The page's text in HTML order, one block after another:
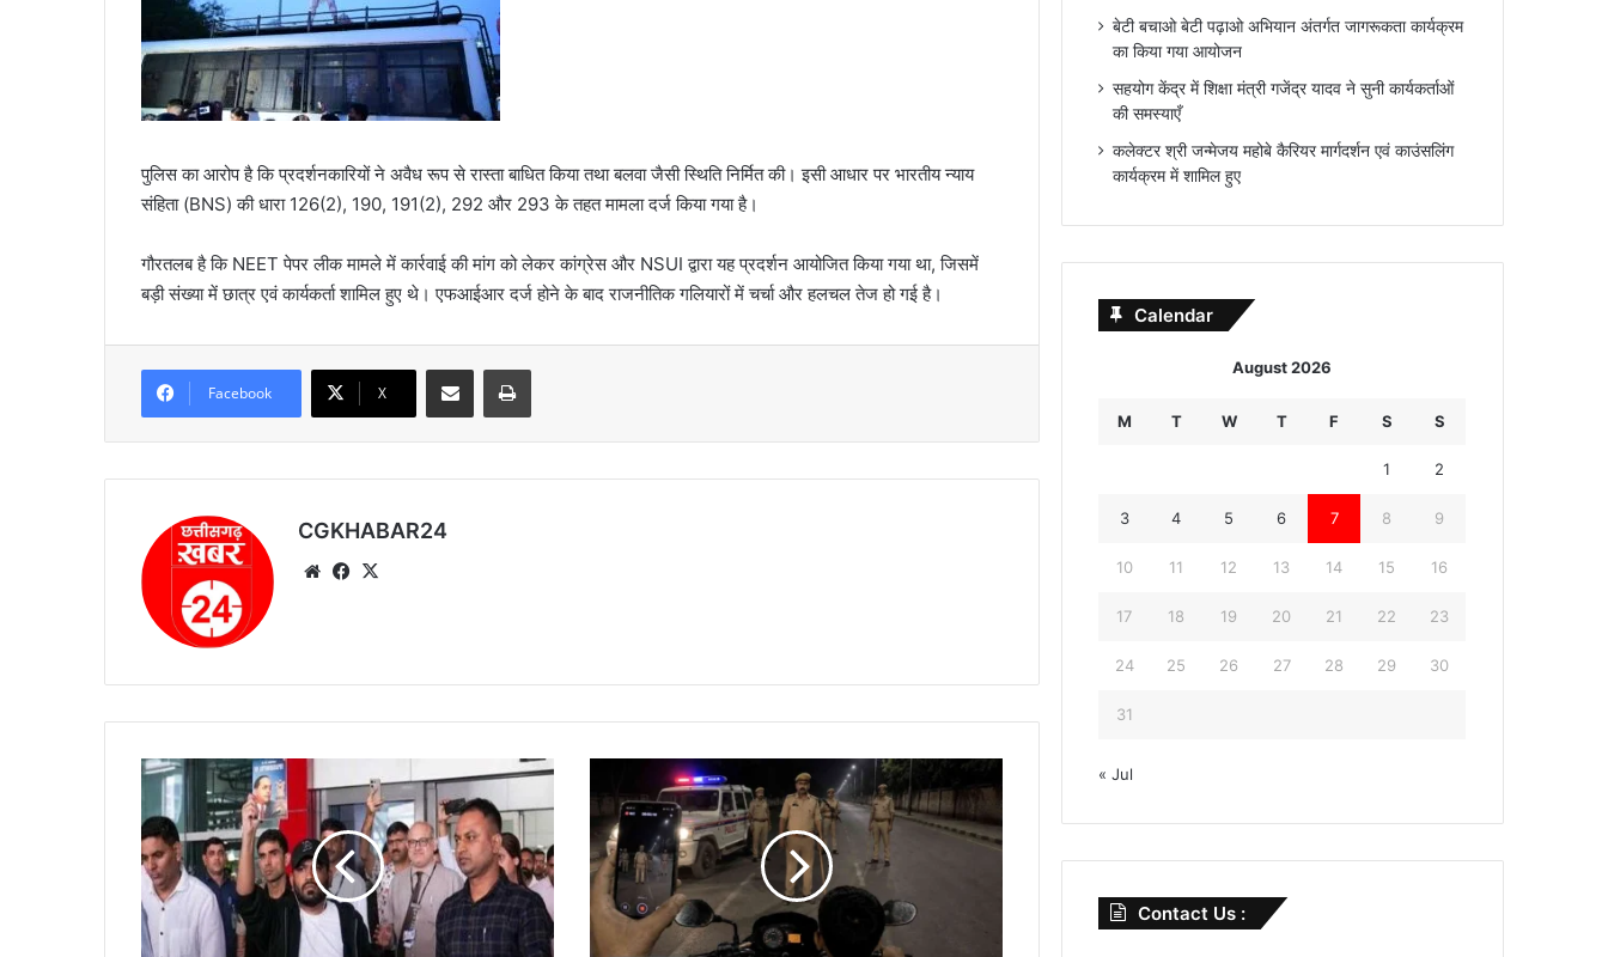
पुलिस का आरोप है कि प्रदर्शनकारियों ने अवैध रूप से रास्ता बाधित किया तथा बलवा जैसी स्थिति निर्मित की। इसी आधार पर भारतीय न्याय
संहिता (BNS) की धारा 126(2), 190, 191(2), 292 और 293 के तहत मामला दर्ज किया गया है।
गौरतलब है कि NEET पेपर लीक मामले में कार्रवाई की मांग को लेकर कांग्रेस और NSUI द्वारा यह प्रदर्शन आयोजित किया गया था, जिसमें
बड़ी संख्या में छात्र एवं कार्यकर्ता शामिल हुए थे। एफआईआर दर्ज होने के बाद राजनीतिक गलियारों में चर्चा और हलचल तेज हो गई है।
Facebook X
CGKHABAR24
We Fa
जं
र
-
मं
त
र
प
म
त
री
में
ना
प्र
बेटी बचाओ बेटी पढ़ाओ अभियान अंतर्गत जागरूकता कार्यक्रम
का किया गया आयोजन
सहयोग केंद्र में शिक्षा मंत्री गजेंद्र यादव ने सुनी कार्यकर्ताओं
की समस्याएँ
कलेक्टर श्री जन्मेजय महोबे कैरियर मार्गदर्शन एवं काउंसलिंग
कार्यक्रम में शामिल हुए
Calendar
August 2026
M T W T F S S
1 2
3 4 5 6 7 8 9
10 11 12 13 14 15 16
17 18 19 20 21 22 23
24 25 26 27 28 29 30
31
« Jul
Contact Us :